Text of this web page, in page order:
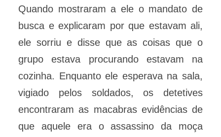
Quando mostraram a ele o mandato de
busca e explicaram por que estavam ali,
ele sorriu e disse que as coisas que o
grupo estava procurando estavam na
cozinha. Enquanto ele esperava na sala,
vigiado pelos soldados, os detetives
encontraram as macabras evidências de
que aquele era o assassino da moça